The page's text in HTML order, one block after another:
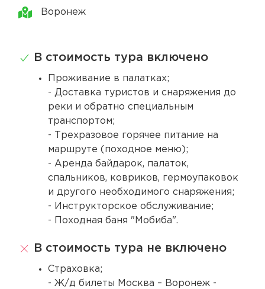
Воронеж
В стоимость тура включено
Проживание в палатках;
- Доставка туристов и снаряжения до
реки и обратно специальным
транспортом;
- Трехразовое горячее питание на
маршруте (походное меню);
- Аренда байдарок, палаток,
спальников, ковриков, гермоупаковок
и другого необходимого снаряжения;
- Инструкторское обслуживание;
- Походная баня "Мобиба".
В стоимость тура не включено
Страховка;
- Ж/д билеты Москва – Воронеж -